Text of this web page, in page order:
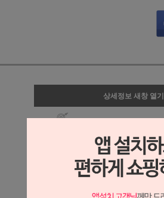
상세정보 새창 열기